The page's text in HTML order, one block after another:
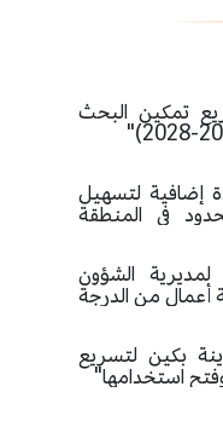
تمكين البحث
إضافية لتسهيل
في المنطقة
الشؤون
أعمال من الدرجة
بكين لتسريع
استخدامها"